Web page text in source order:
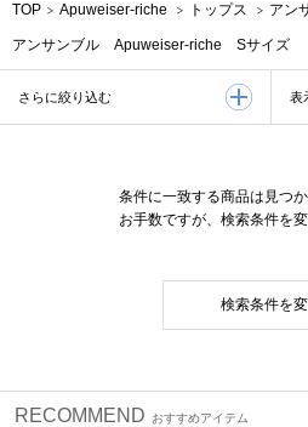
TOP Apuweiser-riche トップス アン
アンサンブル Apuweiser-riche Sサイズ
さらに絞り込む 表
条件に一致する商品は見つか
お手数ですが、検索条件を
検索条件を
RECOMMEND おすすめアイテム